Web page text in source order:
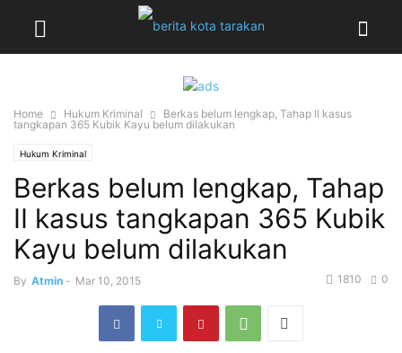
Home Hukum Kriminal
Berkas belum lengkap, Tahap II kasus
tangkapan 365 Kubik Kayu belum dilakukan
Hukum Kriminal
Berkas belum lengkap, Tahap
II kasus tangkapan 365 Kubik
Kayu belum dilakukan
By Atmin - Mar 10, 2015 0
1810